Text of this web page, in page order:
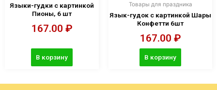
Языки-гудки с картинкой
Пионы, 6 шт
167.00 ₽
В корзину
Товары для праздника
Язык-гудок с картинкой Шары
Конфетти 6шт
167.00 ₽
В корзину